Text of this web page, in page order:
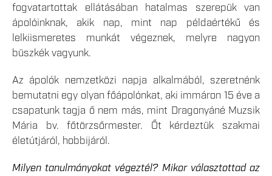
fogvatartottak ellátásában hatalmas szerepük van
ápolóinknak, akik nap, mint nap példaértékű és
lelkiismeretes munkát végeznek, melyre nagyon
büszkék vagyunk.
Az ápolók nemzetközi napja alkalmából, szeretnénk
bemutatni egy olyan főápolónkat, aki immáron 15 éve a
csapatunk tagja ő nem más, mint Dragonyáné Muzsik
Mária bv. főtörzsőrmester. Őt kérdeztük szakmai
életútjáról, hobbijáról.
Milyen tanulmányokat végeztél? Mikor választottad az